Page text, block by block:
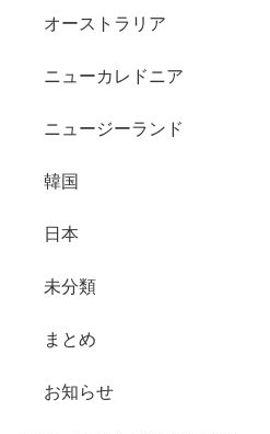
オーストラリア
ニューカレドニア
ニュージーランド
韓国
日本
未分類
まとめ
お知らせ